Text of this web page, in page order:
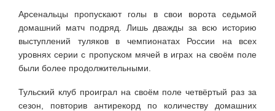
Арсенальцы пропускают голы в свои ворота седьмой
домашний матч подряд. Лишь дважды за всю историю
выступлений туляков в чемпионатах России на всех
уровнях серии с пропуском мячей в играх на своём поле
были более продолжительными.
Тульский клуб проиграл на своём поле четвёртый раз за
сезон, повторив антирекорд по количеству домашних